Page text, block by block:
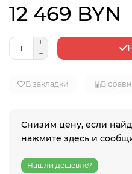
12 469 BYN
В закладки В
Снизим цену, если
нажмите здесь и
Нашли дешевле?